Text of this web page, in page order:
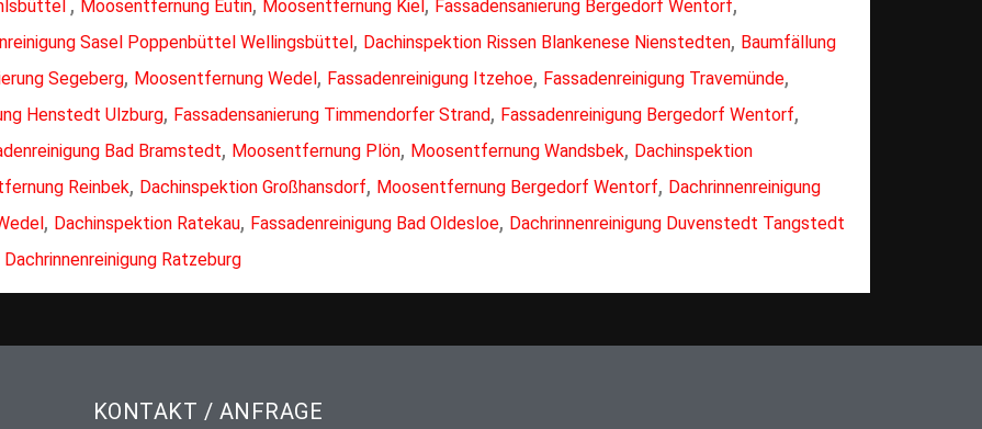
Moosentfernung Eutin Moosentfernung Kiel Fassadensanierung Bergedorf Wentorf
Sasel Poppenbüttel Wellingsbüttel , Dachinspektion Rissen Blankenese Nienstedten, Baumfällung
Segeberg, Moosentfernung Wedel , Fassadenreinigung Itzehoe, Fassadenreinigung Travemünde,
Henstedt Ulzburg, Fassadensanierung Timmendorfer Strand, Fassadenreinigung Bergedorf Wentorf,
Bad Bramstedt, Moosentfernung Plön, Moosentfernung Wandsbek, Dachinspektion
Reinbek, Dachinspektion Großhansdorf, Moosentfernung Bergedorf Wentorf, Dachrinnenreinigung
, Dachinspektion Ratekau, Fassadenreinigung Bad Oldesloe, Dachrinnenreinigung Duvenstedt Tangstedt
Dachrinnenreinigung Ratzeburg
KONTAKT / ANFRAGE